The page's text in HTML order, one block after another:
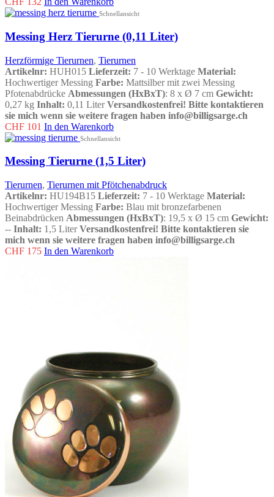
Schnellansicht
Messing Herz Tierurne (0,11 Liter)
Herzförmige Tierurnen, Tierurnen
Artikelnr: HUH015 Lieferzeit: 7 - 10 Werktage Material:
Hochwertiger Messing Farbe: Mattsilber mit zwei Messing
Pfotenabdrücke Abmessungen (HxBxT): 8 x Ø 7 cm Gewicht:
0,27 kg Inhalt: 0,11 LiterVersandkostenfrei! Bitte kontaktieren
sie mich wenn sie weitere fragen haben info@billigsarge.ch
CHF 101 In den Warenkorb
Schnellansicht
Messing Tierurne (1,5 Liter)
Tierurnen, Tierurnen mit Pfötchenabdruck
Artikelnr: HU194B15 Lieferzeit: 7 - 10 Werktage Material:
Hochwertiger Messing Farbe: Blau mit bronzefarbenen
Beinabdrücken Abmessungen (HxBxT): 19,5 x Ø 15 cm Gewicht:
-- Inhalt: 1,5 LiterVersandkostenfrei! Bitte kontaktieren sie
mich wenn sie weitere fragen haben info@billigsarge.ch
CHF 175 In den Warenkorb